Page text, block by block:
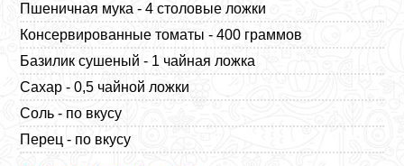
Пшеничная мука - 4 столовые ложки
Консервированные томаты - 400 граммов
Базилик сушеный - 1 чайная ложка
Сахар - 0,5 чайной ложки
Соль - по вкусу
Перец - по вкусу